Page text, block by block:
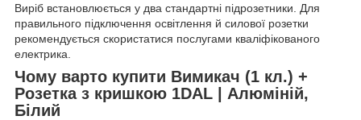
Виріб встановлюється у два стандартні підрозетники. Для
правильного підключення освітлення й силової розетки
рекомендується скористатися послугами кваліфікованого
електрика.
Чому варто купити Вимикач (1 кл.) +
Розетка з кришкою 1DAL | Алюміній,
Білий